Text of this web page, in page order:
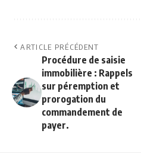
ARTICLE PRÉCÉDENT
Procédure de saisie
immobilière : Rappels
sur péremption et
prorogation du
commandement de
payer.